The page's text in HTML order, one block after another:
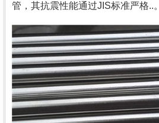
管，其抗震性能通过JIS标准严格..。